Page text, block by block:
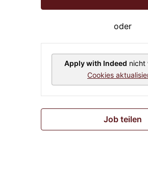
oder
Apply with Indeed nicht
Cookies
Job teilen